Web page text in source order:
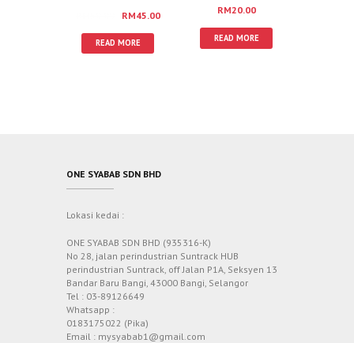
RM45.00
READ MORE
RM20.00
READ MORE
ONE SYABAB SDN BHD
Lokasi kedai :
ONE SYABAB SDN BHD (935316-K)
No 28, jalan perindustrian Suntrack HUB
perindustrian Suntrack, off Jalan P1A, Seksyen 13
Bandar Baru Bangi, 43000 Bangi, Selangor
Tel : 03-89126649
Whatsapp :
0183175022 (Pika)
Email : mysyabab1@gmail.com